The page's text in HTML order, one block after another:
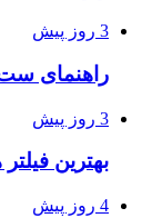
3 روز پیش
راهنمای
3 روز پیش
بهترین
4 روز پیش